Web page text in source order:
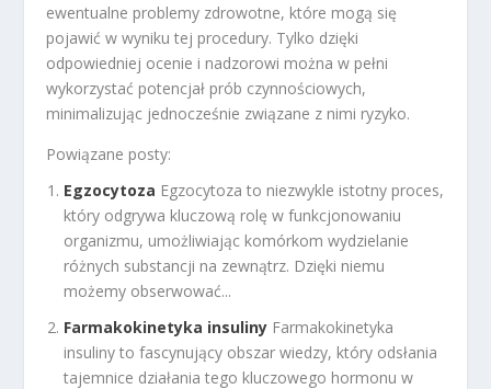
ewentualne problemy zdrowotne, które mogą się
pojawić w wyniku tej procedury. Tylko dzięki
odpowiedniej ocenie i nadzorowi można w pełni
wykorzystać potencjał prób czynnościowych,
minimalizując jednocześnie związane z nimi ryzyko.
Powiązane posty:
Egzocytoza Egzocytoza to niezwykle istotny proces,
który odgrywa kluczową rolę w funkcjonowaniu
organizmu, umożliwiając komórkom wydzielanie
różnych substancji na zewnątrz. Dzięki niemu
możemy obserwować...
Farmakokinetyka insuliny Farmakokinetyka
insuliny to fascynujący obszar wiedzy, który odsłania
tajemnice działania tego kluczowego hormonu w